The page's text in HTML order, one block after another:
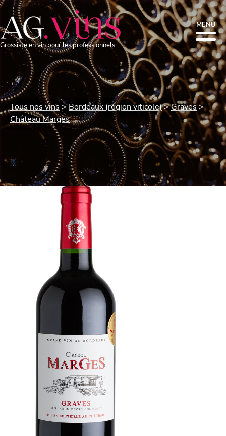
Grossiste en vin pour les professionnels
MENU
Tous nos vins Bordeaux (région viticole)
Graves
Château Margès